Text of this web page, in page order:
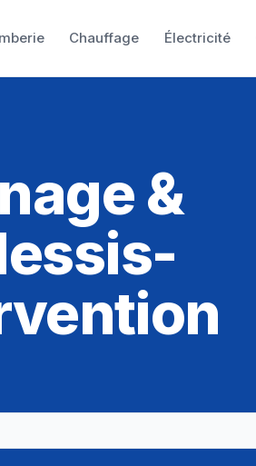
Chauffage Électricité
&